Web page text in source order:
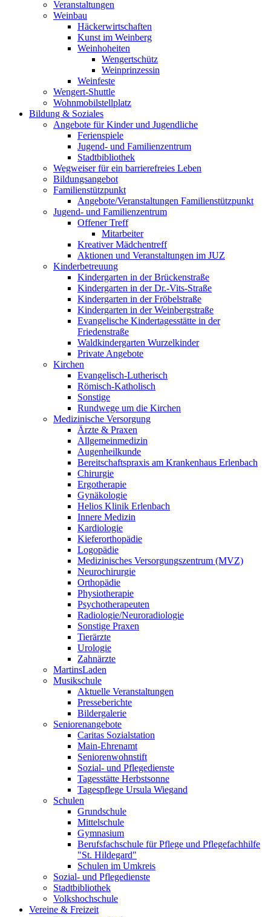
Veranstaltungen
Weinbau
Häckerwirtschaften
Kunst im Weinberg
Weinhoheiten
Wengertschütz
Weinprinzessin
Weinfeste
Wengert-Shuttle
Wohnmobilstellplatz
Bildung & Soziales
Angebote für Kinder und Jugendliche
Ferienspiele
Jugend- und Familienzentrum
Stadtbibliothek
Wegweiser für ein barrierefreies Leben
Bildungsangebot
Familienstützpunkt
Angebote/Veranstaltungen Familienstützpunkt
Jugend- und Familienzentrum
Offener Treff
Mitarbeiter
Kreativer Mädchentreff
Aktionen und Veranstaltungen im JUZ
Kinderbetreuung
Kindergarten in der Brückenstraße
Kindergarten in der Dr.-Vits-Straße
Kindergarten in der Fröbelstraße
Kindergarten in der Weinbergstraße
Evangelische Kindertagesstätte in der
Friedenstraße
Waldkindergarten Wurzelkinder
Private Angebote
Kirchen
Evangelisch-Lutherisch
Römisch-Katholisch
Sonstige
Rundwege um die Kirchen
Medizinische Versorgung
Ärzte & Praxen
Allgemeinmedizin
Augenheilkunde
Bereitschaftspraxis am Krankenhaus Erlenbach
Chirurgie
Ergotherapie
Gynäkologie
Helios Klinik Erlenbach
Innere Medizin
Kardiologie
Kieferorthopädie
Logopädie
Medizinisches Versorgungszentrum (MVZ)
Neurochirurgie
Orthopädie
Physiotherapie
Psychotherapeuten
Radiologie/Neuroradiologie
Sonstige Praxen
Tierärzte
Urologie
Zahnärzte
MartinsLaden
Musikschule
Aktuelle Veranstaltungen
Presseberichte
Bildergalerie
Seniorenangebote
Caritas Sozialstation
Main-Ehrenamt
Seniorenwohnstift
Sozial- und Pflegedienste
Tagesstätte Herbstsonne
Tagespflege Ursula Wiegand
Schulen
Grundschule
Mittelschule
Gymnasium
Berufsfachschule für Pflege und Pflegefachhilfe
"St. Hildegard"
Schulen im Umkreis
Sozial- und Pflegedienste
Stadtbibliothek
Volkshochschule
Vereine & Freizeit